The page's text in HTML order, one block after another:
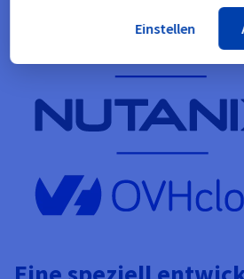
Einstellen